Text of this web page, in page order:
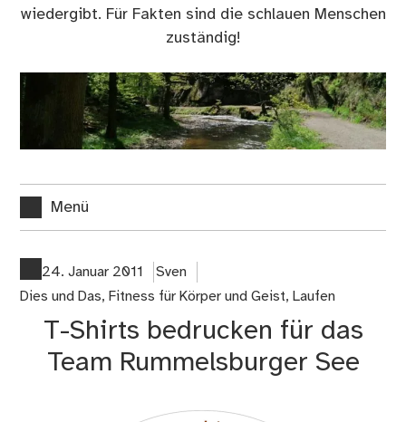
wiedergibt. Für Fakten sind die schlauen Menschen
zuständig!
Menü
24. Januar 2011
Sven
Dies und Das, Fitness für Körper und Geist, Laufen
T-Shirts bedrucken für das
Team Rummelsburger See